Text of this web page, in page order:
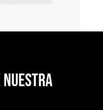
nuestra